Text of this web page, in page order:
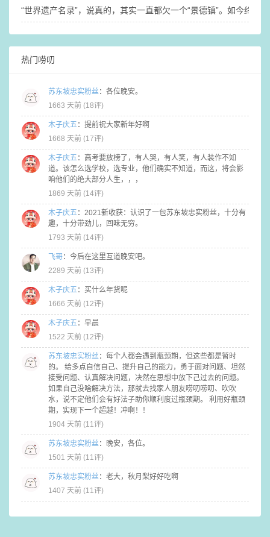
“世界遗产名录”，说真的，其实一直都欠一个“景德镇”。如今终
热门唠叨
苏东坡忠实粉丝： 各位晚安。
1663 天前 (18评)
木子庆五： 提前祝大家新年好啊
1668 天前 (17评)
木子庆五： 高考要放榜了，有人哭，有人笑，有人装作不知
道。该怎么选学校，选专业，他们确实不知道，而这，将会影
响他们的绝大部分人生，，，
1869 天前 (14评)
木子庆五： 2021新收获：认识了一包苏东坡忠实粉丝，十分有
趣，十分带劲儿，回味无穷。
1793 天前 (14评)
飞哥： 今后在这里互道晚安吧。
2289 天前 (13评)
木子庆五： 买什么年货呢
1666 天前 (12评)
木子庆五： 早晨
1522 天前 (12评)
苏东坡忠实粉丝： 每个人都会遇到瓶颈期，但这些都是暂时
的。 给多点自信自己、提升自己的能力，勇于面对问题、坦然
接受问题、认真解决问题，决然在思想中放下己过去的问题。
如果自己没啥解决方法，那就去找家人朋友唠叨唠叨、吹吹
水，说不定他们会有好法子助你顺利度过瓶颈期。 利用好瓶颈
期，实现下一个超越！冲啊！！
1904 天前 (11评)
苏东坡忠实粉丝： 晚安，各位。
1501 天前 (11评)
苏东坡忠实粉丝： 老大，秋月梨好好吃啊
1407 天前 (11评)